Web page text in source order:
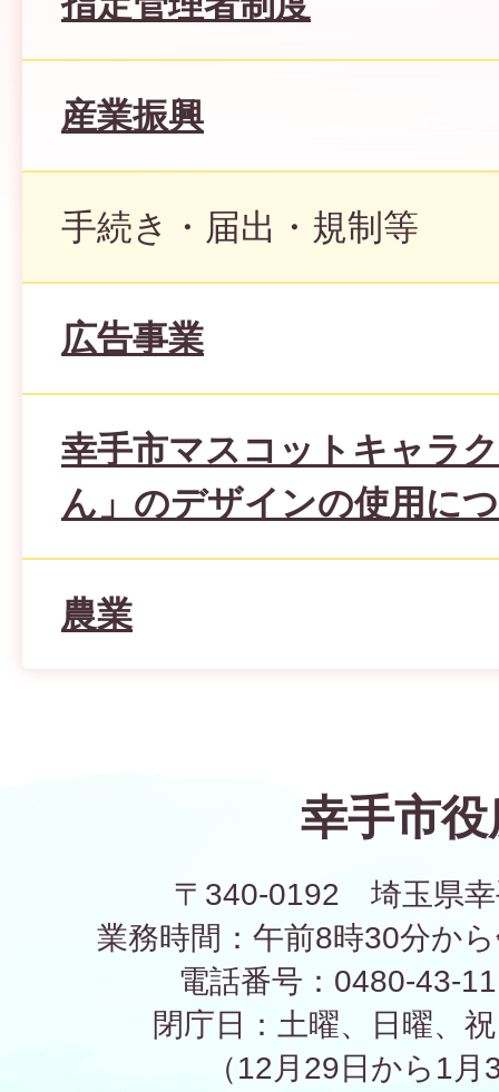
産業振興
手続き・届出・規制等
広告事業
幸手市マスコットキャラ
ん」のデザインの使用に
農業
幸手市役
〒340-0192 埼玉県幸
業務時間：午前8時30分か
電話番号：0480-43-
閉庁日：土曜、日曜、
（12月29日から1